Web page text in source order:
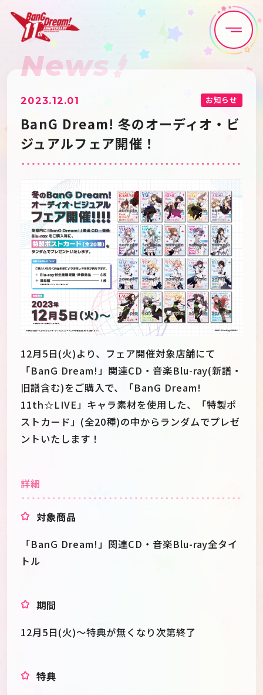
Home News
Live•Event Discography
Artist Anime
Game
Schedule About
Goods
News
2023.12.01 お知らせ
BanG Dream! 冬のオーディオ・ビ
ジュアルフェア開催！
12月5日(火)より、フェア開催対象店舗にて
「BanG Dream!」関連CD・音楽Blu-ray(新譜・
旧譜含む)をご購入で、「BanG Dream!
11th☆LIVE」キャラ素材を使用した、「特製ポ
ストカード」(全20種)の中からランダムでプレゼ
ントいたします！
詳細
対象商品
「BanG Dream!」関連CD・音楽Blu-ray全タイ
トル
期間
12月5日(火)～特典が無くなり次第終了
特典